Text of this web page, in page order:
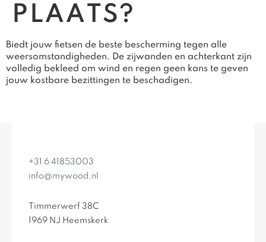
PLAATS?
Biedt jouw fietsen de beste bescherming tegen alle
weersomstandigheden. De zijwanden en achterkant zijn
volledig bekleed om wind en regen geen kans te geven
jouw kostbare bezittingen te beschadigen.
+31 6 41853003
info@mywood.nl
Timmerwerf 38C
1969 NJ Heemskerk